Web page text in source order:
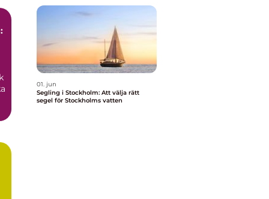
01. jun
Segling i Stockholm: Att välja rätt
segel för Stockholms vatten